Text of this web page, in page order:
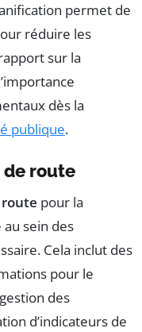
permet de
réduire les
sur la
dès la
publique.
de route
pour la
sein des
Cela inclut des
pour le
des
d’indicateurs de